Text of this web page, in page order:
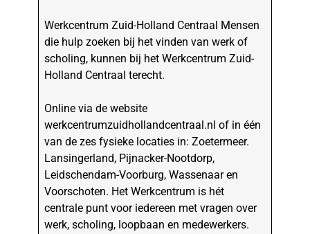
Werkcentrum Zuid-Holland Centraal Mensen
die hulp zoeken bij het vinden van werk of
scholing, kunnen bij het Werkcentrum Zuid-
Holland Centraal terecht.
Online via de website
werkcentrumzuidhollandcentraal.nl of in één
van de zes fysieke locaties in: Zoetermeer.
Lansingerland, Pijnacker-Nootdorp,
Leidschendam-Voorburg, Wassenaar en
Voorschoten. Het Werkcentrum is hét
centrale punt voor iedereen met vragen over
werk, scholing, loopbaan en medewerkers.